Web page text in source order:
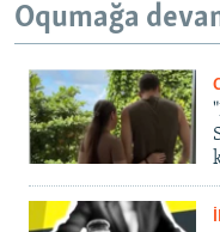
Oqumağa